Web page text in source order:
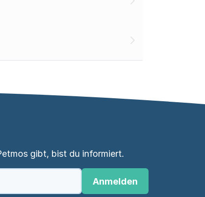
gibt, bist du informiert.
Anmelden